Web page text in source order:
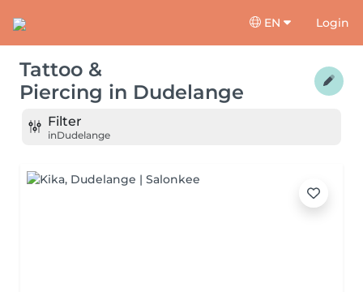
EN Login
Tattoo &
Piercing in Dudelange
Filter
inDudelange